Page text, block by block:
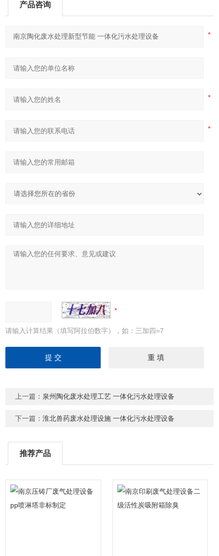
产品咨询
请输入计算结果（填写阿拉伯数字），如：三加四=7
上一篇： 泉州陶化废水处理工艺 一体化污水处理设备
下一篇：淮北兽药废水处理设施 一体化污水处理设备
推荐产品